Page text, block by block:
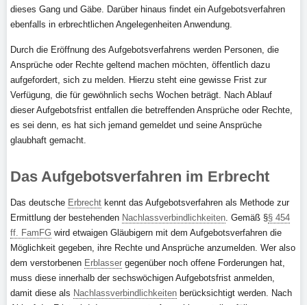
dieses Gang und Gäbe. Darüber hinaus findet ein Aufgebotsverfahren
ebenfalls in erbrechtlichen Angelegenheiten Anwendung.
Durch die Eröffnung des Aufgebotsverfahrens werden Personen, die
Ansprüche oder Rechte geltend machen möchten, öffentlich dazu
aufgefordert, sich zu melden. Hierzu steht eine gewisse Frist zur
Verfügung, die für gewöhnlich sechs Wochen beträgt. Nach Ablauf
dieser Aufgebotsfrist entfallen die betreffenden Ansprüche oder Rechte,
es sei denn, es hat sich jemand gemeldet und seine Ansprüche
glaubhaft gemacht.
Das Aufgebotsverfahren im Erbrecht
Das deutsche Erbrecht kennt das Aufgebotsverfahren als Methode zur
Ermittlung der bestehenden Nachlassverbindlichkeiten. Gemäß §§ 454
ff. FamFG wird etwaigen Gläubigern mit dem Aufgebotsverfahren die
Möglichkeit gegeben, ihre Rechte und Ansprüche anzumelden. Wer also
dem verstorbenen Erblasser gegenüber noch offene Forderungen hat,
muss diese innerhalb der sechswöchigen Aufgebotsfrist anmelden,
damit diese als Nachlassverbindlichkeiten berücksichtigt werden. Nach